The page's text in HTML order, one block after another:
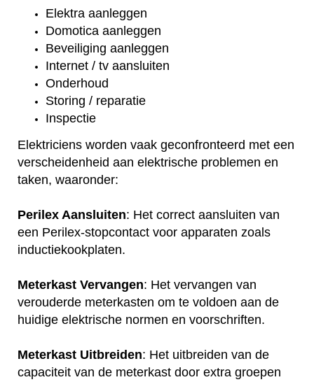
Elektra aanleggen
Domotica aanleggen
Beveiliging aanleggen
Internet / tv aansluiten
Onderhoud
Storing / reparatie
Inspectie
Elektriciens worden vaak geconfronteerd met een
verscheidenheid aan elektrische problemen en
taken, waaronder:
Perilex Aansluiten: Het correct aansluiten van
een Perilex-stopcontact voor apparaten zoals
inductiekookplaten.
Meterkast Vervangen: Het vervangen van
verouderde meterkasten om te voldoen aan de
huidige elektrische normen en voorschriften.
Meterkast Uitbreiden: Het uitbreiden van de
capaciteit van de meterkast door extra groepen